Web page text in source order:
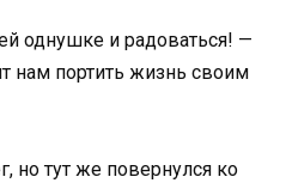
однушке и радоваться! —
нам портить жизнь своим
но тут же повернулся ко